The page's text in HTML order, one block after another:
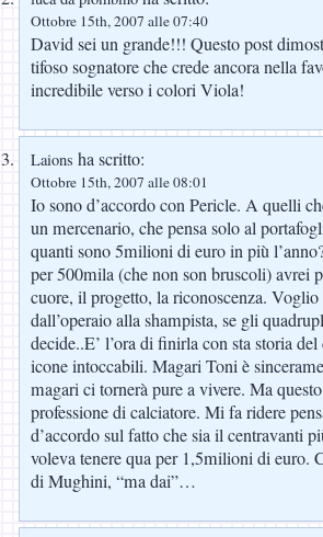
Ottobre 15th, 2007 alle 07:40
David sei un grande!!! Questo post
tifoso sognatore che crede ancora nella
incredibile verso i colori Viola!
Laions ha scritto:
Ottobre 15th, 2007 alle 08:01
Io sono d’accordo con Pericle. A quelli
un mercenario, che pensa solo al
quanti sono 5milioni di euro in più
per 500mila (che non son bruscoli) avrei
cuore, il progetto, la riconoscenza.
dall’operaio alla shampista, se gli
decide..E’ l’ora di finirla con sta storia
icone intoccabili. Magari Toni è
magari ci tornerà pure a vivere. Ma
professione di calciatore. Mi fa ridere
d’accordo sul fatto che sia il centravanti
voleva tenere qua per 1,5milioni di euro.
di Mughini, “ma dai”…